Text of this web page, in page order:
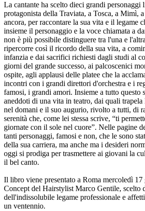
La cantante ha scelto dieci grandi personaggi
protagonista della Traviata, a Tosca, a Mimì,
ancora, per raccontare la sua vita e il legame
insieme il personaggio e la voce chiamata a
non è più possibile distinguere tra l'una e
ripercorre così il ricordo della sua vita, a
infanzia e dai sacrifici richiesti dagli studi al
giorni del grande successo, ai palcoscenici
ospite, agli applausi delle platee che la
incontri con i grandi direttori d'orchestra e i
famosi, i grandi amori. Insieme a tutto questo
aneddoti di una vita in teatro, dai quali trapela
nel domani e il suo augurio, rivolto a tutti, di
serenità che, come lei stessa scrive, “ti
giornate con il sole nel cuore”. Nelle pagine
tanti personaggi, famosi e non, che le sono
della sua carriera, ma anche ma i desideri
oggi si prodiga per trasmettere ai giovani la
il bel canto.
Il libro viene presentato a Roma mercoledì
Concept del Hairstylist Marco Gentile, scelto
dell'indissolubile legame professionale e
un ventennio.